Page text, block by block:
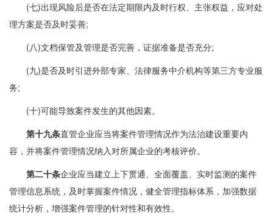
(七)出现风险后是否在法定期限内及时行权、主张权益，应对处
理方案是否及时妥善;
(八)文档保管及管理是否完善，证据准备是否充分;
(九)是否及时引进外部专家、法律服务中介机构等第三方专业服
务;
(十)可能导致案件发生的其他因素。
第十九条直管企业应当将案件管理情况作为法治建设重要内
容，并将案件管理情况纳入对所属企业的考核评价。
第二十条企业应当建立上下贯通、全面覆盖、实时监测的案件
管理信息系统，及时掌握案件情况，健全管理指标体系，加强数据
统计分析，增强案件管理的针对性和有效性。